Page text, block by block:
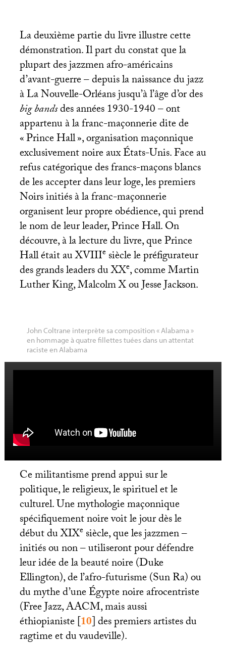
La deuxième partie du livre illustre cette
démonstration. Il part du constat que la
plupart des jazzmen afro-américains
d’avant-guerre – depuis la naissance du jazz
à La Nouvelle-Orléans jusqu’à l’âge d’or des
big bandsdes années 1930-1940 – ont
appartenu à la franc-maçonnerie dite de
«Prince Hall», organisation maçonnique
exclusivement noire aux États-Unis. Face au
refus catégorique des francs-maçons blancs
de les accepter dans leur loge, les premiers
Noirs initiés à la franc-maçonnerie
organisent leur propre obédience, qui prend
le nom de leur leader, Prince Hall. On
découvre, à la lecture du livre, que Prince
Hall était auXVIIIesiècle le préfigurateur
des grands leaders duXXe, comme Martin
Luther King, Malcolm X ou Jesse Jackson.
John Coltrane interprète sa composition «Alabama »
en hommage à quatre fillettes tuées dans un attentat
raciste en Alabama
Ce militantisme prend appui sur le
politique, le religieux, le spirituel et le
culturel. Une mythologie maçonnique
spécifiquement noire voit le jour dès le
début duXIXesiècle, que les jazzmen –
initiés ou non – utiliseront pour défendre
leur idée de la beauté noire (Duke
Ellington), de l’afro-futurisme (Sun Ra) ou
du mythe d’une Égypte noire afrocentriste
(Free Jazz,AACM, mais aussi
éthiopianiste[10]des premiers artistes du
ragtime et du vaudeville).